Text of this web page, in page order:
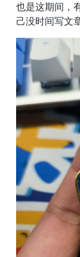
也是这期间，
己没时间写文